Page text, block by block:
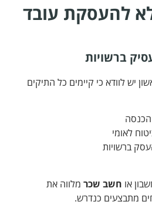
להעסקת עובד
יש לוודא כי קיימים כל התיקים
הכנסה
לאומי
ברשויות
או חשב שכרמלווה את
מתבצעים כנדרש.